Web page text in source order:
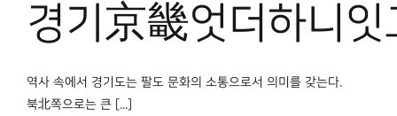
경기京畿엇더하니잇
역사 속에서 경기도는 팔도 문화의 소통으로서 의미를 갖는다.
북北쪽으로는 큰 [...]